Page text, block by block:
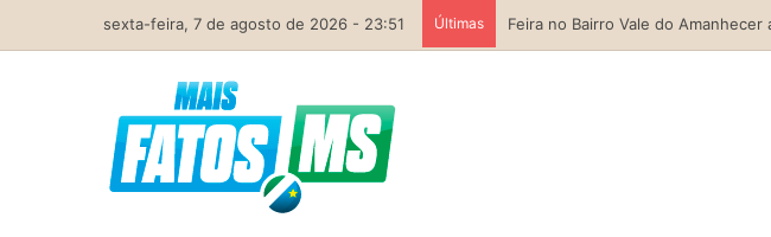
sexta-feira, 7 de agosto de 2026 - 23:51 Últimas